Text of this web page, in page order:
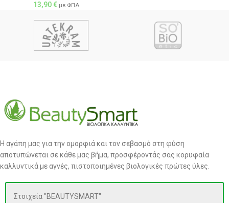
13,90€ με ΦΠΑ
Η αγάπη μας για την ομορφιά και τον σεβασμό στη φύση
αποτυπώνεται σε κάθε μας βήμα, προσφέροντάς σας κορυφαία
καλλυντικά με αγνές, πιστοποιημένες βιολογικές πρώτες ύλες.
Στοιχεία "BEAUTYSMART"